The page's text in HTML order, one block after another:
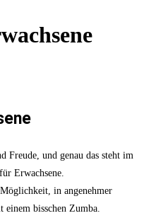
Freude, und genau das steht im
Erwachsene.
in angenehmer
einem bisschen Zumba.